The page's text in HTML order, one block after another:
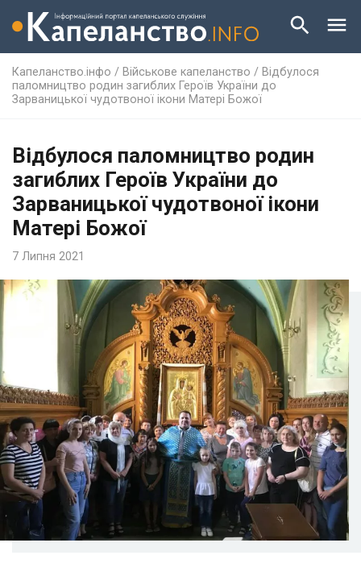
Капеланство.інфо / Військове капеланство / Відбулося
паломництво родин загиблих Героїв України до
Зарваницької чудотвоної ікони Матері Божої
Відбулося паломництво родин
загиблих Героїв України до
Зарваницької чудотвоної ікони
Матері Божої
7 Липня 2021